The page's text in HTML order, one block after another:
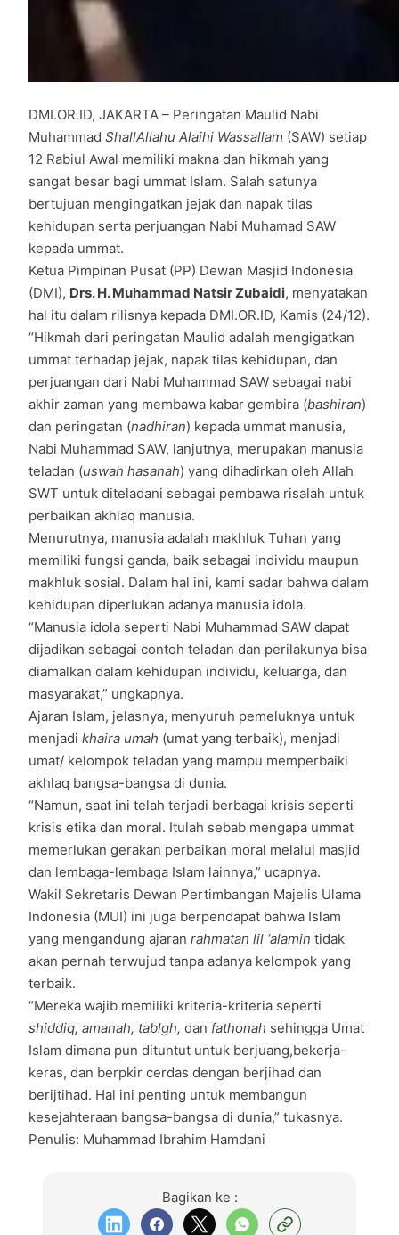
DMI.OR.ID, JAKARTA – Peringatan Maulid Nabi
Muhammad ShallAllahu Alaihi Wassallam (SAW) setiap
12 Rabiul Awal memiliki makna dan hikmah yang
sangat besar bagi ummat Islam. Salah satunya
bertujuan mengingatkan jejak dan napak tilas
kehidupan serta perjuangan Nabi Muhamad SAW
kepada ummat.
Ketua Pimpinan Pusat (PP) Dewan Masjid Indonesia
(DMI), Drs. H. Muhammad Natsir Zubaidi, menyatakan
hal itu dalam rilisnya kepada DMI.OR.ID, Kamis (24/12).
“Hikmah dari peringatan Maulid adalah mengigatkan
ummat terhadap jejak, napak tilas kehidupan, dan
perjuangan dari Nabi Muhammad SAW sebagai nabi
akhir zaman yang membawa kabar gembira (bashiran)
dan peringatan (nadhiran) kepada ummat manusia,
Nabi Muhammad SAW, lanjutnya, merupakan manusia
teladan (uswah hasanah) yang dihadirkan oleh Allah
SWT untuk diteladani sebagai pembawa risalah untuk
perbaikan akhlaq manusia.
Menurutnya, manusia adalah makhluk Tuhan yang
memiliki fungsi ganda, baik sebagai individu maupun
makhluk sosial. Dalam hal ini, kami sadar bahwa dalam
kehidupan diperlukan adanya manusia idola.
“Manusia idola seperti Nabi Muhammad SAW dapat
dijadikan sebagai contoh teladan dan perilakunya bisa
diamalkan dalam kehidupan individu, keluarga, dan
masyarakat,” ungkapnya.
Ajaran Islam, jelasnya, menyuruh pemeluknya untuk
menjadi khaira umah (umat yang terbaik), menjadi
umat/ kelompok teladan yang mampu memperbaiki
akhlaq bangsa-bangsa di dunia.
“Namun, saat ini telah terjadi berbagai krisis seperti
krisis etika dan moral. Itulah sebab mengapa ummat
memerlukan gerakan perbaikan moral melalui masjid
dan lembaga-lembaga Islam lainnya,” ucapnya.
Wakil Sekretaris Dewan Pertimbangan Majelis Ulama
Indonesia (MUI) ini juga berpendapat bahwa Islam
yang mengandung ajaran rahmatan lil ‘alamin tidak
akan pernah terwujud tanpa adanya kelompok yang
terbaik.
“Mereka wajib memiliki kriteria-kriteria seperti
shiddiq, amanah, tablgh, dan fathonah sehingga Umat
Islam dimana pun dituntut untuk berjuang,bekerja-
keras, dan berpkir cerdas dengan berjihad dan
berijtihad. Hal ini penting untuk membangun
kesejahteraan bangsa-bangsa di dunia,” tukasnya.
Penulis: Muhammad Ibrahim Hamdani
Bagikan ke :